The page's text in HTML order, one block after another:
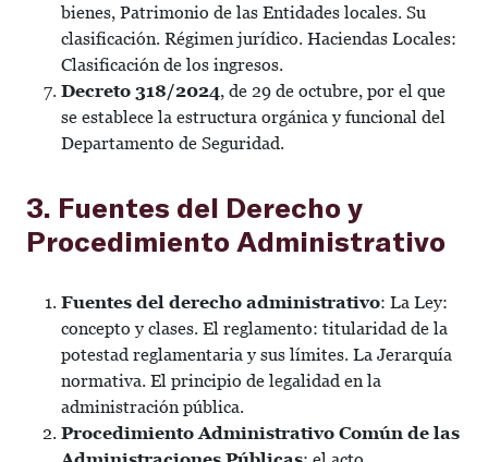
bienes, Patrimonio de las Entidades locales. Su
clasificación. Régimen jurídico. Haciendas Locales:
Clasificación de los ingresos.
Decreto 318/2024, de 29 de octubre, por el que
se establece la estructura orgánica y funcional del
Departamento de Seguridad.
3. Fuentes del Derecho y
Procedimiento Administrativo
Fuentes del derecho administrativo: La Ley:
concepto y clases. El reglamento: titularidad de la
potestad reglamentaria y sus límites. La Jerarquía
normativa. El principio de legalidad en la
administración pública.
Procedimiento Administrativo Común de las